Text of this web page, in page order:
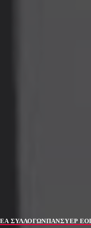
ΣΥΛΛΟΓΩΝΠΑΝΣΥΕΡ